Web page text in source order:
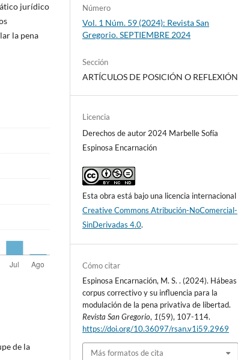
jurídico
la pena
de la
Número
Vol. 1 Núm. 59 (2024): Revista San
Gregorio. SEPTIEMBRE 2024
Sección
ARTÍCULOS DE POSICIÓN O REFLEXIÓN
Licencia
Derechos de autor 2024 Marbelle Sofía
Espinosa Encarnación
Esta obra está bajo una licencia internacional
Creative Commons Atribución-NoComercial-
SinDerivadas 4.0.
Cómo citar
Espinosa Encarnación, M. S. . (2024). Hábeas
corpus correctivo y su influencia para la
modulación de la pena privativa de libertad.
Revista San Gregorio, 1(59), 107-114.
https://doi.org/10.36097/rsan.v1i59.2969
Más formatos de cita